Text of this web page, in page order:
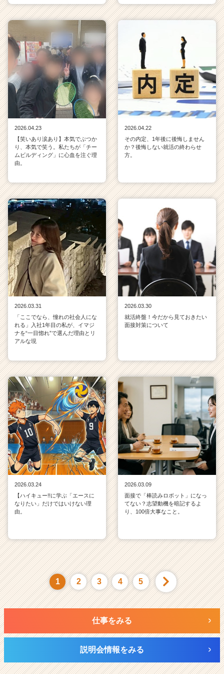
2026.04.23
【笑いあり涙あり】本気でぶつか
り、本気で笑う。私たちが「チー
ムビルディング」に心血を注ぐ理
由。
2026.04.22
その内定、1年後に後悔しません
か？後悔しない就活の終わらせ
方。
2026.03.31
「ここでなら、憧れの社会人にな
れる」入社1年目の私が、イマジ
ナを“一目惚れ”で選んだ理由とリ
アルな現
2026.03.30
就活終盤！今だから見ておきたい
面接対策について
2026.03.24
【ハイキュー!!に学ぶ「エースに
なりたい」だけではいけない理
由。
2026.03.09
面接で「棒読みロボット」になっ
てない？志望動機を暗記するよ
り、100倍大事なこと。
1 2 3 4 5
仕事をみる
説明会情報をみる